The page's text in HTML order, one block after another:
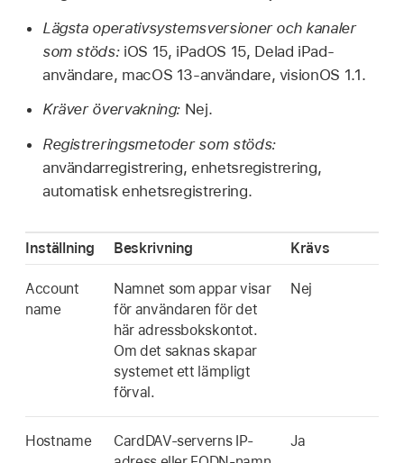
Lägsta operativ­systems­versioner och kanaler
som stöds: iOS 15, iPadOS 15, Delad iPad-
användare, macOS 13-användare, visionOS 1.1.
Kräver övervakning: Nej.
Registreringsmetoder som stöds:
användarregistrering, enhetsregistrering,
automatisk enhetsregistrering.
Inställning Beskrivning Krävs
Account
name
Namnet som appar visar
för användaren för det
här adressbokskontot.
Om det saknas skapar
systemet ett lämpligt
förval.
Nej
Hostname
CardDAV-serverns IP-
Ja